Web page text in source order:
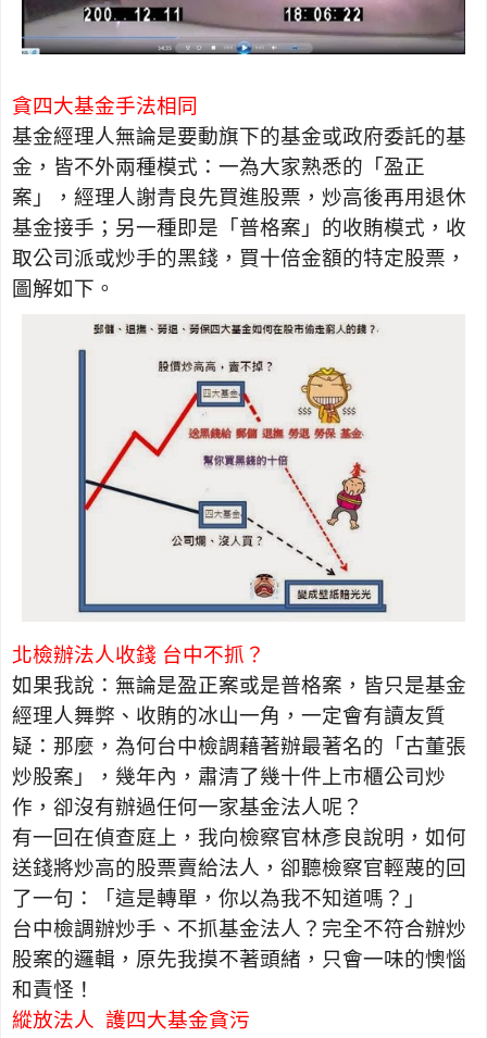
貪四大基金手法相同
基金經理人無論是要動旗下的基金或政府委託的基
金，皆不外兩種模式：一為大家熟悉的「盈正
案」，經理人謝青良先買進股票，炒高後再用退休
基金接手；另一種即是「普格案」的收賄模式，收
取公司派或炒手的黑錢，買十倍金額的特定股票，
圖解如下。
北檢辦法人收錢 台中不抓？
如果我說：無論是盈正案或是普格案，皆只是基金
經理人舞弊、收賄的冰山一角，一定會有讀友質
疑：那麼，為何台中檢調藉著辦最著名的「古董張
炒股案」，幾年內，肅清了幾十件上市櫃公司炒
作，卻沒有辦過任何一家基金法人呢？
有一回在偵查庭上，我向檢察官林彥良說明，如何
送錢將炒高的股票賣給法人，卻聽檢察官輕蔑的回
了一句：「這是轉單，你以為我不知道嗎？」
台中檢調辦炒手、不抓基金法人？完全不符合辦炒
股案的邏輯，原先我摸不著頭緒，只會一味的懊惱
和責怪！
縱放法人 護四大基金貪污